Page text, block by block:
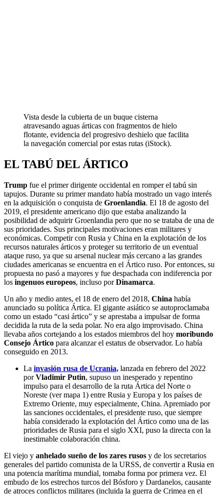
Vista desde la cubierta de un buque cisterna
atravesando aguas árticas con fragmentos de hielo
flotante, evidencia del progresivo deshielo que facilita
la navegación comercial por estas rutas (iStock).
EL TABÚ DEL ÁRTICO
Trump fue el primer dirigente occidental en romper el tabú sin
tapujos. Durante su primer mandato había mostrado un vago interés
en la adquisición o conquista de Groenlandia. El 18 de agosto del
2019, el presidente americano dijo que estaba analizando la
posibilidad de adquirir Groenlandia pero que no se trataba de una de
sus prioridades. Sus principales motivaciones eran militares y
económicas. Competir con Rusia y China en la explotación de los
recursos naturales árticos y proteger su territorio de un eventual
ataque ruso, ya que su arsenal nuclear más cercano a las grandes
ciudades americanas se encuentra en el Ártico ruso. Por entonces, su
propuesta no pasó a mayores y fue despachada con indiferencia por
los ingenuos europeos, incluso porDinamarca.
Un año y medio antes, el 18 de enero del 2018, China había
anunciado su política Ártica. El gigante asiático se autoproclamaba
como un estado “casi ártico” y se aprestaba a impulsar de forma
decidida la ruta de la seda polar. No era algo improvisado. China
llevaba años cortejando a los estados miembros del hoy moribundo
Consejo Ártico para alcanzar el estatus de observador. Lo había
conseguido en 2013.
La invasión rusa de Ucrania, lanzada en febrero del 2022
porVladimir Putin, supuso un inesperado y repentino
impulso para el desarrollo de la ruta Ártica del Norte o
Noreste (ver mapa 1) entre Rusia y Europa y los países de
Extremo Oriente, muy especialmente, China. Apremiado por
las sanciones occidentales, el presidente ruso, que siempre
había considerado la explotación del Ártico como una de las
prioridades de Rusia para el siglo XXI, puso la directa con la
inestimable colaboración china.
El viejo y anhelado sueño de los zares rusos y de los secretarios
generales del partido comunista de la URSS, de convertir a Rusia en
una potencia marítima mundial, tomaba forma por primera vez. El
embudo de los estrechos turcos del Bósforo y Dardanelos, causante
de atroces conflictos militares (incluida la guerra de Crimea en el